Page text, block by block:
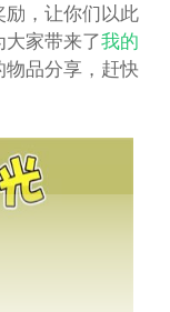
励，让你们以此
家带来了我的
物品分享，赶快